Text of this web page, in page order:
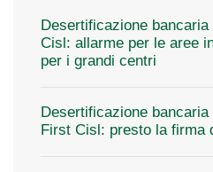
Desertificazione
Cisl: allarme per le aree
per i grandi centri
Desertificazione
First Cisl: presto la firma